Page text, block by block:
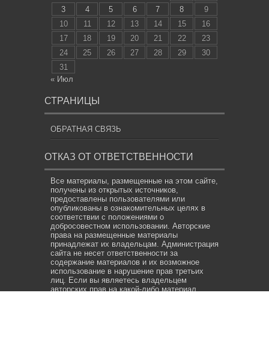
3
4 5 6 7 8
9
10
11 12 13 14 15
16
17
18 19 20 21 22
23
24
25 26 27 28 29
30
31
« Июл
СТРАНИЦЫ
ОБРАТНАЯ СВЯЗЬ
ОТКАЗ ОТ ОТВЕТСТВЕННОСТИ
Все материалы, размещенные на этом сайте,
получены из открытых источников,
предоставлены пользователями или
опубликованы в ознакомительных целях в
соответствии с положениями о
добросовестном использовании. Авторские
права на размещенные материалы
принадлежат их владельцам. Администрация
сайта не несет ответственности за
содержание материалов и их возможное
использование в нарушение прав третьих
лиц. Если вы являетесь владельцем
авторских прав на какой-либо материал,